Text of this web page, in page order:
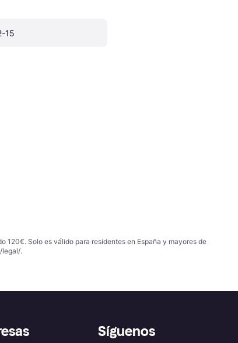
15
120€. Solo es válido para residentes en España y mayores de
legal/.
Síguenos